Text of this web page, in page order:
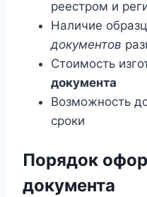
реестром и
Наличие
документов
Стоимость
документа
Возможность
сроки
Порядок
документа